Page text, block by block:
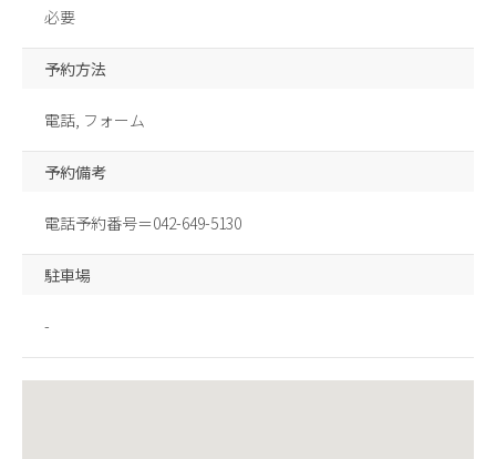
必要
予約方法
電話, フォーム
予約備考
電話予約番号＝042-649-5130
駐車場
-